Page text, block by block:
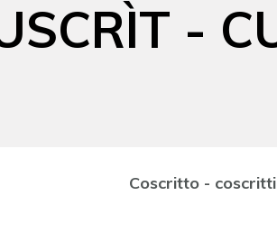
-
Coscritto - coscritti